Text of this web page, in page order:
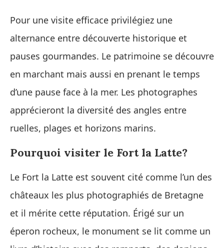
Pour une visite efficace privilégiez une
alternance entre découverte historique et
pauses gourmandes. Le patrimoine se découvre
en marchant mais aussi en prenant le temps
d’une pause face à la mer. Les photographes
apprécieront la diversité des angles entre
ruelles, plages et horizons marins.
Pourquoi visiter le Fort la Latte?
Le Fort la Latte est souvent cité comme l’un des
châteaux les plus photographiés de Bretagne
et il mérite cette réputation. Érigé sur un
éperon rocheux, le monument se lit comme un